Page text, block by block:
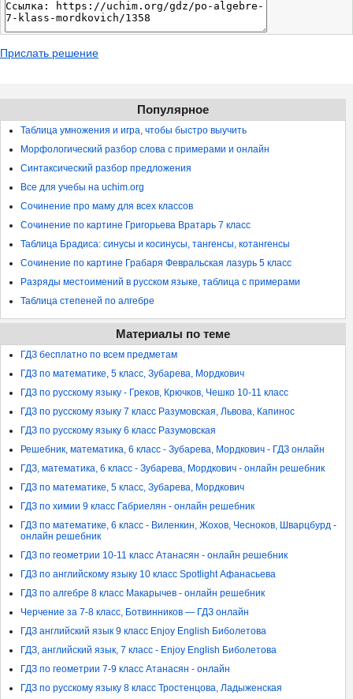
Прислать решение
Популярное
Таблица умножения и игра, чтобы быстро выучить
Морфологический разбор слова с примерами и онлайн
Синтаксический разбор предложения
Все для учебы на uchim.org
Сочинение про маму для всех классов
Сочинение по картине Григорьева Вратарь 7 класс
Таблица Брадиса: синусы и косинусы, тангенсы, котангенсы
Сочинение по картине Грабаря Февральская лазурь 5 класс
Разряды местоимений в русском языке, таблица с примерами
Таблица степеней по алгебре
Материалы по теме
ГДЗ бесплатно по всем предметам
ГДЗ по математике, 5 класс, Зубарева, Мордкович
ГДЗ по русскому языку - Греков, Крючков, Чешко 10-11 класс
ГДЗ по русскому языку 7 класс Разумовская, Львова, Капинос
ГДЗ по русскому языку 6 класс Разумовская
Решебник, математика, 6 класс - Зубарева, Мордкович - ГДЗ онлайн
ГДЗ, математика, 6 класс - Зубарева, Мордкович - онлайн решебник
ГДЗ по математике, 5 класс, Зубарева, Мордкович
ГДЗ по химии 9 класс Габриелян - онлайн решебник
ГДЗ по математике, 6 класс - Виленкин, Жохов, Чесноков, Шварцбурд -
онлайн решебник
ГДЗ по геометрии 10-11 класс Атанасян - онлайн решебник
ГДЗ по английскому языку 10 класс Spotlight Афанасьева
ГДЗ по алгебре 8 класс Макарычев - онлайн решебник
Черчение за 7-8 класс, Ботвинников — ГДЗ онлайн
ГДЗ английский язык 9 класс Enjoy English Биболетова
ГДЗ, английский язык, 7 класс - Enjoy English Биболетова
ГДЗ по геометрии 7-9 класс Атанасян - онлайн
ГДЗ по русскому языку 8 класс Тростенцова, Ладыженская